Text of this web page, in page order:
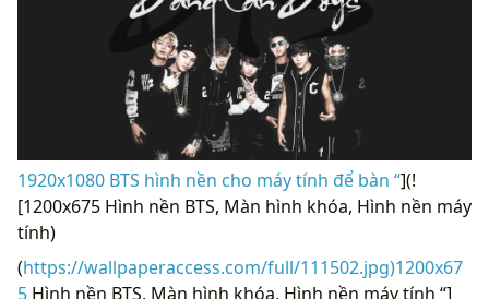
1920x1080 BTS hình nền cho máy tính để bàn “](!
[1200x675 Hình nền BTS, Màn hình khóa, Hình nền máy
tính)
(https://wallpaperaccess.com/full/111502.jpg)1200x67
5 Hình nền BTS, Màn hình khóa, Hình nền máy tính “]